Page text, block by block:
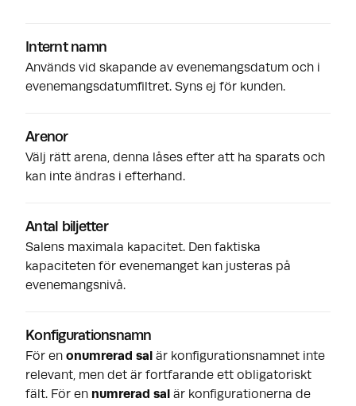
Internt namn
Används vid skapande av evenemangsdatum och i
evenemangsdatumfiltret. Syns ej för kunden.
Arenor
Välj rätt arena, denna låses efter att ha sparats och
kan inte ändras i efterhand.
Antal biljetter
Salens maximala kapacitet. Den faktiska
kapaciteten för evenemanget kan justeras på
evenemangsnivå.
Konfigurationsnamn
För en onumrerad sal är konfigurationsnamnet inte
relevant, men det är fortfarande ett obligatoriskt
fält. För en numrerad sal är konfigurationerna de